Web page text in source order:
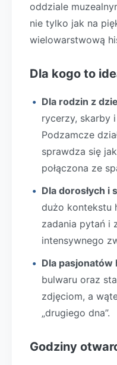
oddziale
nie tylko jak na
wielowarstwową
Dla kogo to
Dla rodzin z
rycerzy, skarby
Podzamcze
sprawdza się
połączona ze
Dla dorosłych i
dużo kontekstu
zadania pytań i
intensywnego
Dla
bulwaru oraz
zdjęciom, a
„drugiego dna”.
Godziny